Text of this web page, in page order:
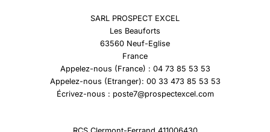
SARL PROSPECT EXCEL
Les Beauforts
63560 Neuf-Eglise
France
Appelez-nous (France) : 04 73 85 53 53
Appelez-nous (Etranger): 00 33 473 85 53 53
Écrivez-nous : poste7@prospectexcel.com